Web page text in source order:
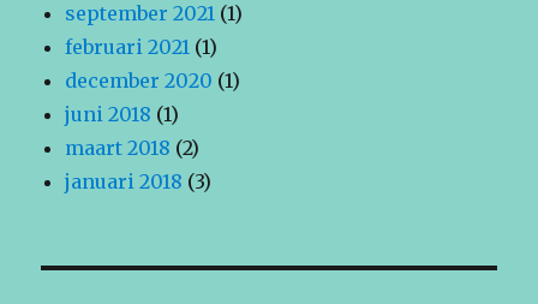
september 2021 (1)
februari 2021 (1)
december 2020 (1)
juni 2018 (1)
maart 2018 (2)
januari 2018 (3)